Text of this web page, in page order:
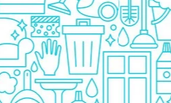
Sampon Bebelusi
Pasta de dinti *B*
Periuta De Dinti *B*
Periuta de Dinti Electrica Copii
Periuta de Dinti Oral B